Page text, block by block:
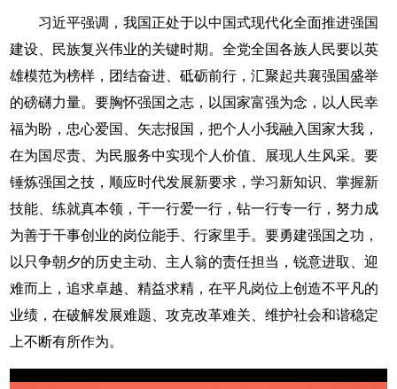
习近平强调，我国正处于以中国式现代化全面推进强国
建设、民族复兴伟业的关键时期。全党全国各族人民要以英
雄模范为榜样，团结奋进、砥砺前行，汇聚起共襄强国盛举
的磅礴力量。要胸怀强国之志，以国家富强为念，以人民幸
福为盼，忠心爱国、矢志报国，把个人小我融入国家大我，
在为国尽责、为民服务中实现个人价值、展现人生风采。要
锤炼强国之技，顺应时代发展新要求，学习新知识、掌握新
技能、练就真本领，干一行爱一行，钻一行专一行，努力成
为善于干事创业的岗位能手、行家里手。要勇建强国之功，
以只争朝夕的历史主动、主人翁的责任担当，锐意进取、迎
难而上，追求卓越、精益求精，在平凡岗位上创造不平凡的
业绩，在破解发展难题、攻克改革难关、维护社会和谐稳定
上不断有所作为。